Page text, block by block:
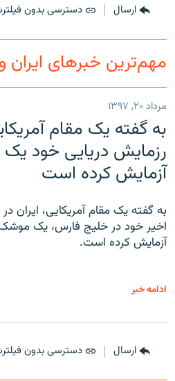
ارسال دسترسی بدون
مهم‌ترین خبرهای ایران
مرداد ۲۰, ۱۳۹۷
به گفته یک مقام
رزمایش دریایی خود
آزمایش کرده است
به گفته یک مقام آمریکایی، ایران
اخیر خود در خلیج فارس، یک موشک
آزمایش کرده است.
ادامه خبر
ارسال دسترسی بدون